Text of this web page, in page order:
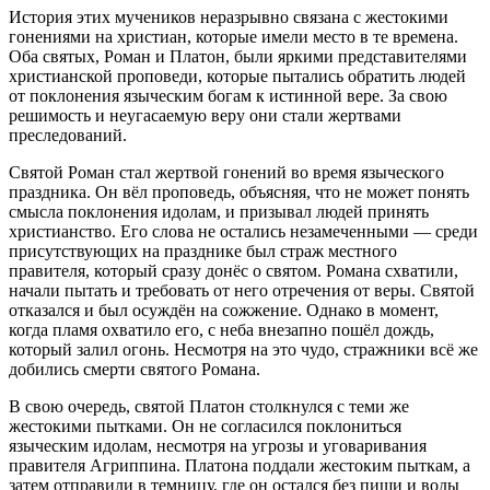
История этих мучеников неразрывно связана с жестокими
гонениями на христиан, которые имели место в те времена.
Оба святых, Роман и Платон, были яркими представителями
христианской проповеди, которые пытались обратить людей
от поклонения языческим богам к истинной вере. За свою
решимость и неугасаемую веру они стали жертвами
преследований.
Святой Роман стал жертвой гонений во время языческого
праздника. Он вёл проповедь, объясняя, что не может понять
смысла поклонения идолам, и призывал людей принять
христианство. Его слова не остались незамеченными — среди
присутствующих на празднике был страж местного
правителя, который сразу донёс о святом. Романа схватили,
начали пытать и требовать от него отречения от веры. Святой
отказался и был осуждён на сожжение. Однако в момент,
когда пламя охватило его, с неба внезапно пошёл дождь,
который залил огонь. Несмотря на это чудо, стражники всё же
добились смерти святого Романа.
В свою очередь, святой Платон столкнулся с теми же
жестокими пытками. Он не согласился поклониться
языческим идолам, несмотря на угрозы и уговаривания
правителя Агриппина. Платона поддали жестоким пыткам, а
затем отправили в темницу, где он остался без пищи и воды